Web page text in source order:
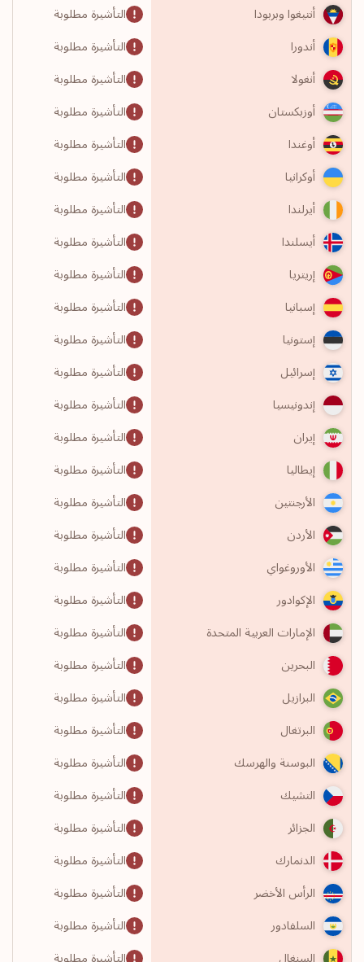
أنتيغوا وبربودا
التأشيرة مطلوبة
أندورا
التأشيرة مطلوبة
أنغولا
التأشيرة مطلوبة
أوزبكستان
التأشيرة مطلوبة
أوغندا
التأشيرة مطلوبة
أوكرانيا
التأشيرة مطلوبة
أيرلندا
التأشيرة مطلوبة
أيسلندا
التأشيرة مطلوبة
إريتريا
التأشيرة مطلوبة
إسبانيا
التأشيرة مطلوبة
إستونيا
التأشيرة مطلوبة
إسرائيل
التأشيرة مطلوبة
إندونيسيا
التأشيرة مطلوبة
إيران
التأشيرة مطلوبة
إيطاليا
التأشيرة مطلوبة
الأرجنتين
التأشيرة مطلوبة
الأردن
التأشيرة مطلوبة
الأوروغواي
التأشيرة مطلوبة
الإكوادور
التأشيرة مطلوبة
الإمارات العربية المتحدة
التأشيرة مطلوبة
البحرين
التأشيرة مطلوبة
البرازيل
التأشيرة مطلوبة
البرتغال
التأشيرة مطلوبة
البوسنة والهرسك
التأشيرة مطلوبة
التشيك
التأشيرة مطلوبة
الجزائر
التأشيرة مطلوبة
الدنمارك
التأشيرة مطلوبة
الرأس الأخضر
التأشيرة مطلوبة
السلفادور
التأشيرة مطلوبة